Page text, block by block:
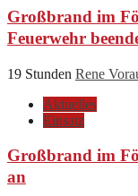
Großbrand im
Feuerwehr
19 Stunden Rene
Aktuelles
Einsatz
Großbrand im
an